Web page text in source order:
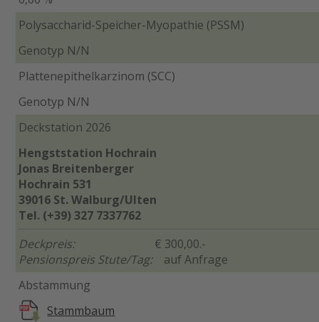
Polysaccharid-Speicher-Myopathie (PSSM)
Genotyp N/N
Plattenepithelkarzinom (SCC)
Genotyp N/N
Deckstation 2026
Hengststation Hochrain
Jonas Breitenberger
Hochrain 531
39016 St. Walburg/Ulten
Tel. (+39) 327 7337762
Deckpreis:€ 300,00.-
Pensionspreis Stute/Tag:auf Anfrage
Abstammung
Stammbaum